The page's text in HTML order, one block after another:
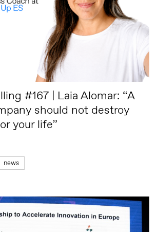
#167 | Laia Alomar: “A
should not destroy
your life”
news